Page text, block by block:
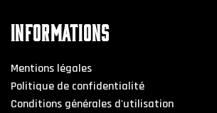
INFORMATIONS
Mentions légales
Politique de confidentialité
Conditions générales d'utilisation